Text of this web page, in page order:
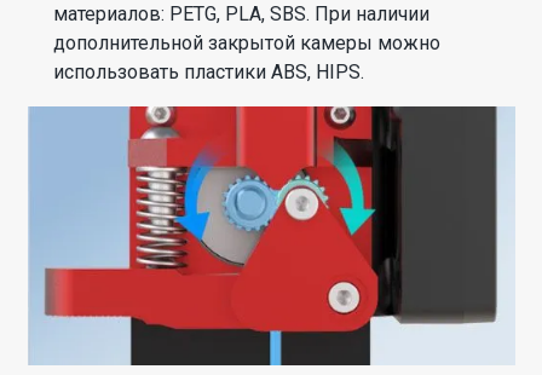
материалов: PETG, PLA, SBS. При наличии
дополнительной закрытой камеры можно
использовать пластики ABS, HIPS.